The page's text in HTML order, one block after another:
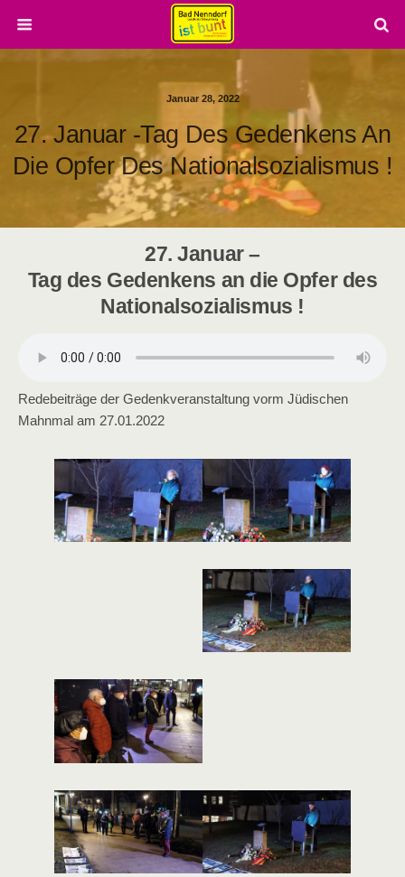
Januar 28, 2022
27. Januar -Tag Des Gedenkens An
Die Opfer Des Nationalsozialismus !
27. Januar –
Tag des Gedenkens an die Opfer des
Nationalsozialismus !
Redebeiträge der Gedenkveranstaltung vorm Jüdischen
Mahnmal am 27.01.2022